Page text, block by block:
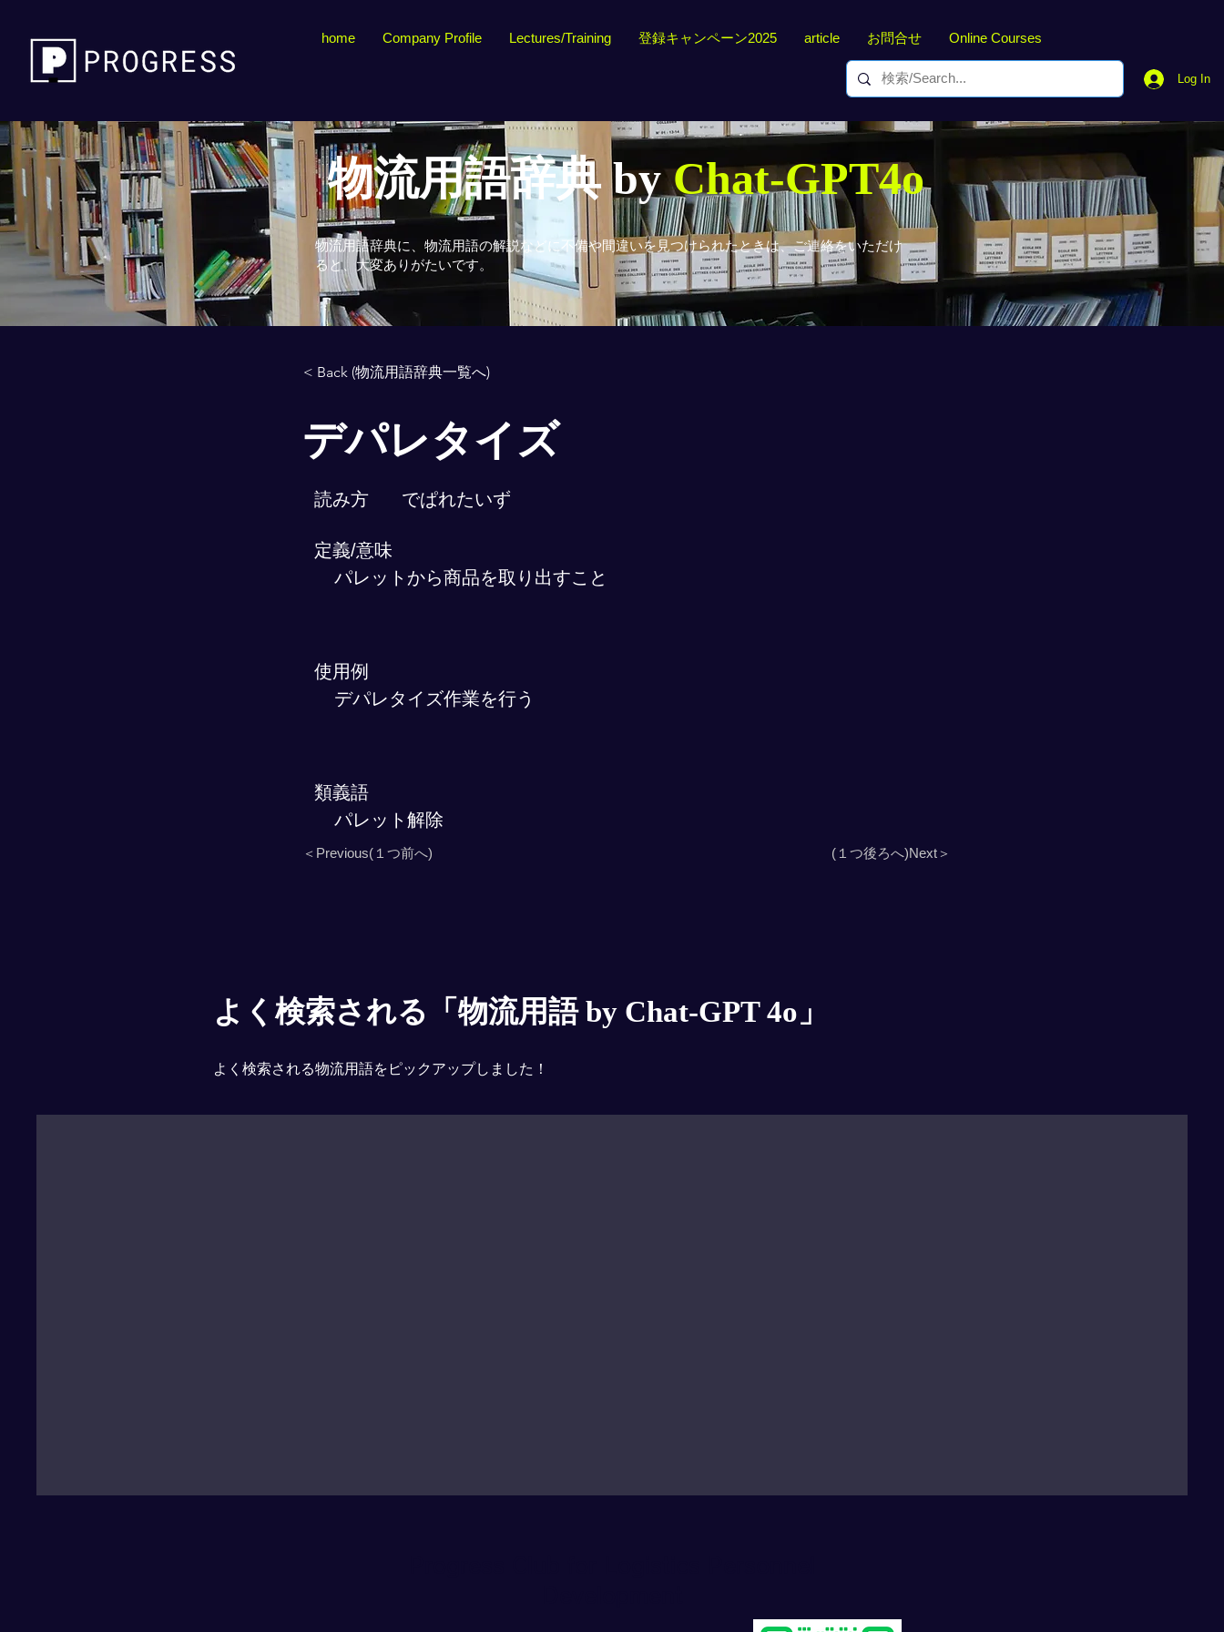
home Company Profile Lectures/Training 登録キャンペーン2025 article お問合せ Online Courses
Log In
物流用語辞典 byChat-GPT4o
物流用語辞典に、物流用語の解説などに不備や間違いを見つけられたときは、ご連絡をいただけ
ると、大変ありがたいです。
< Back (物流用語辞典一覧へ)
デパレタイズ
読み方 でぱれたいず
定義/意味
パレットから商品を取り出すこと
使用例
デパレタイズ作業を行う
類義語
パレット解除
＜Previous(１つ前へ) (１つ後ろへ)Next＞
よく検索される「物流用語 by Chat-GPT 4o」
よく検索される物流用語をピックアップしました！